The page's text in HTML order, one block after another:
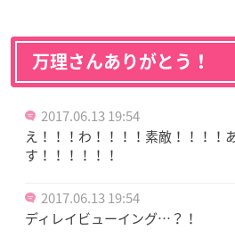
万理さんありがとう！
2017.06.13 19:54
え！！！わ！！！！素敵！！！！
す！！！！！！
2017.06.13 19:54
ディレイビューイング…？！